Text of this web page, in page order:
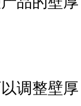
调整壁